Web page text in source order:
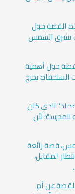
القصة حول
تشرق الشمس
حول أهمية
السلحفاة تخرج
الذي كان
لأن
قصة رائعة
المقابل،
عن أم